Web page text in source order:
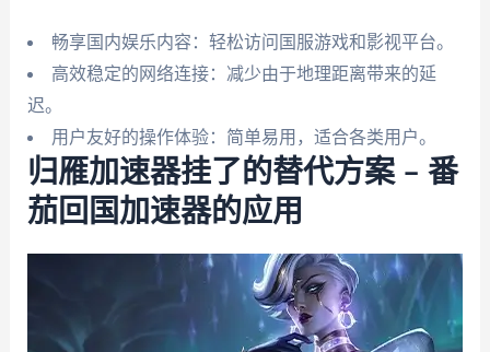
畅享国内娱乐内容：轻松访问国服游戏和影视平台。
高效稳定的网络连接：减少由于地理距离带来的延
迟。
用户友好的操作体验：简单易用，适合各类用户。
归雁加速器挂了的替代方案 – 番
茄回国加速器的应用